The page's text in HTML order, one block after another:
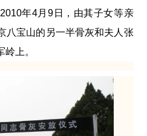
年4月9日，由其子女等亲
八宝山的另一半骨灰和夫人张
上。